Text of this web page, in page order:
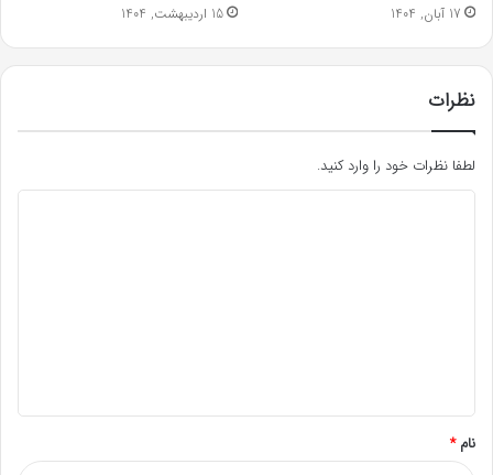
17 آبان, 1404 15 اردیبهشت, 1404
نظرات
لطفا نظرات خود را وارد کنید.
نام*